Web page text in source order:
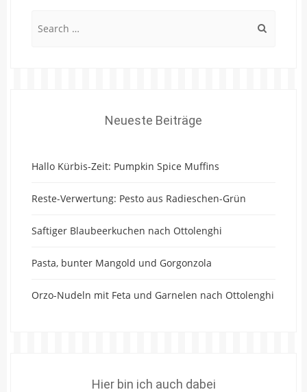
Neueste Beiträge
Hallo Kürbis-Zeit: Pumpkin Spice Muffins
Reste-Verwertung: Pesto aus Radieschen-Grün
Saftiger Blaubeerkuchen nach Ottolenghi
Pasta, bunter Mangold und Gorgonzola
Orzo-Nudeln mit Feta und Garnelen nach Ottolenghi
Hier bin ich auch dabei